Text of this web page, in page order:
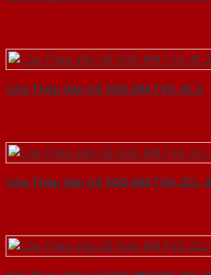
Cửa Thép Vân Gỗ SGD-KM.TVG-4C.2
Cửa Thép Vân Gỗ SGD-KM.TVG-2CL-4